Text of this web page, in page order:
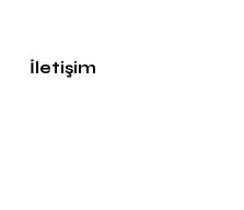
İletişim